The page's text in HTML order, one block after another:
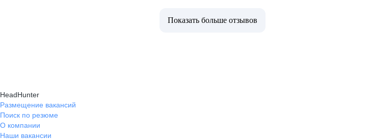
Показать больше отзывов
HeadHunter
Размещение вакансий
Поиск по резюме
О компании
Наши вакансии